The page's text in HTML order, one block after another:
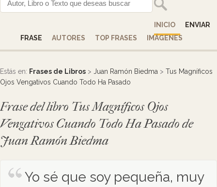
INICIO
ENVIAR
FRASE
AUTORES TOP FRASES IMÁGENES
Estás en: Frases de Libros > Juan Ramón Biedma > Tus Magníficos
Ojos Vengativos Cuando Todo Ha Pasado
Frase del libro Tus Magníficos Ojos
Vengativos Cuando Todo Ha Pasado de
Juan Ramón Biedma
Yo sé que soy pequeña, muy